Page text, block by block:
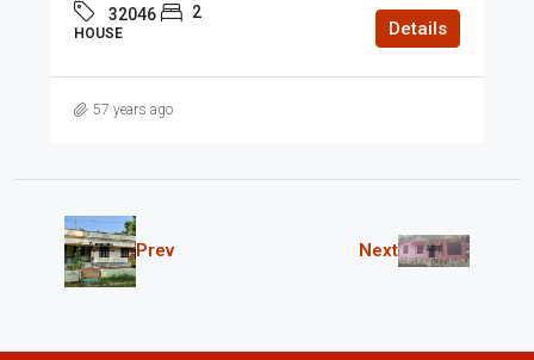
32046 2
HOUSE Details
57 years ago
Prev Next